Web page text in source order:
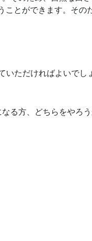
とができます。そ
ただければよいでし
る方、どちらをやろ